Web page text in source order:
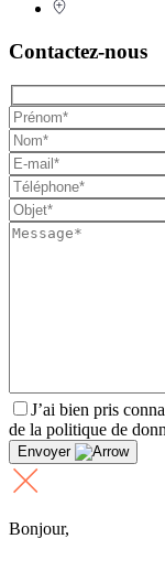
Contactez-nous
J’ai bien pris
de la politique de
Envoyer
Bonjour,